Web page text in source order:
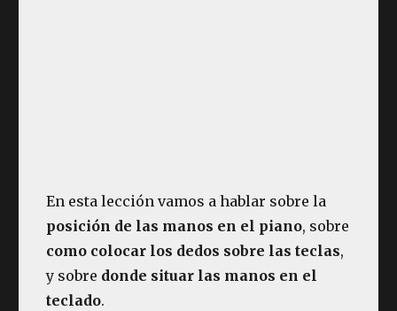
En esta lección vamos a hablar sobre la
posición de las manos en el piano, sobre
como colocar los dedos sobre las teclas,
y sobre donde situar las manos en el
teclado.